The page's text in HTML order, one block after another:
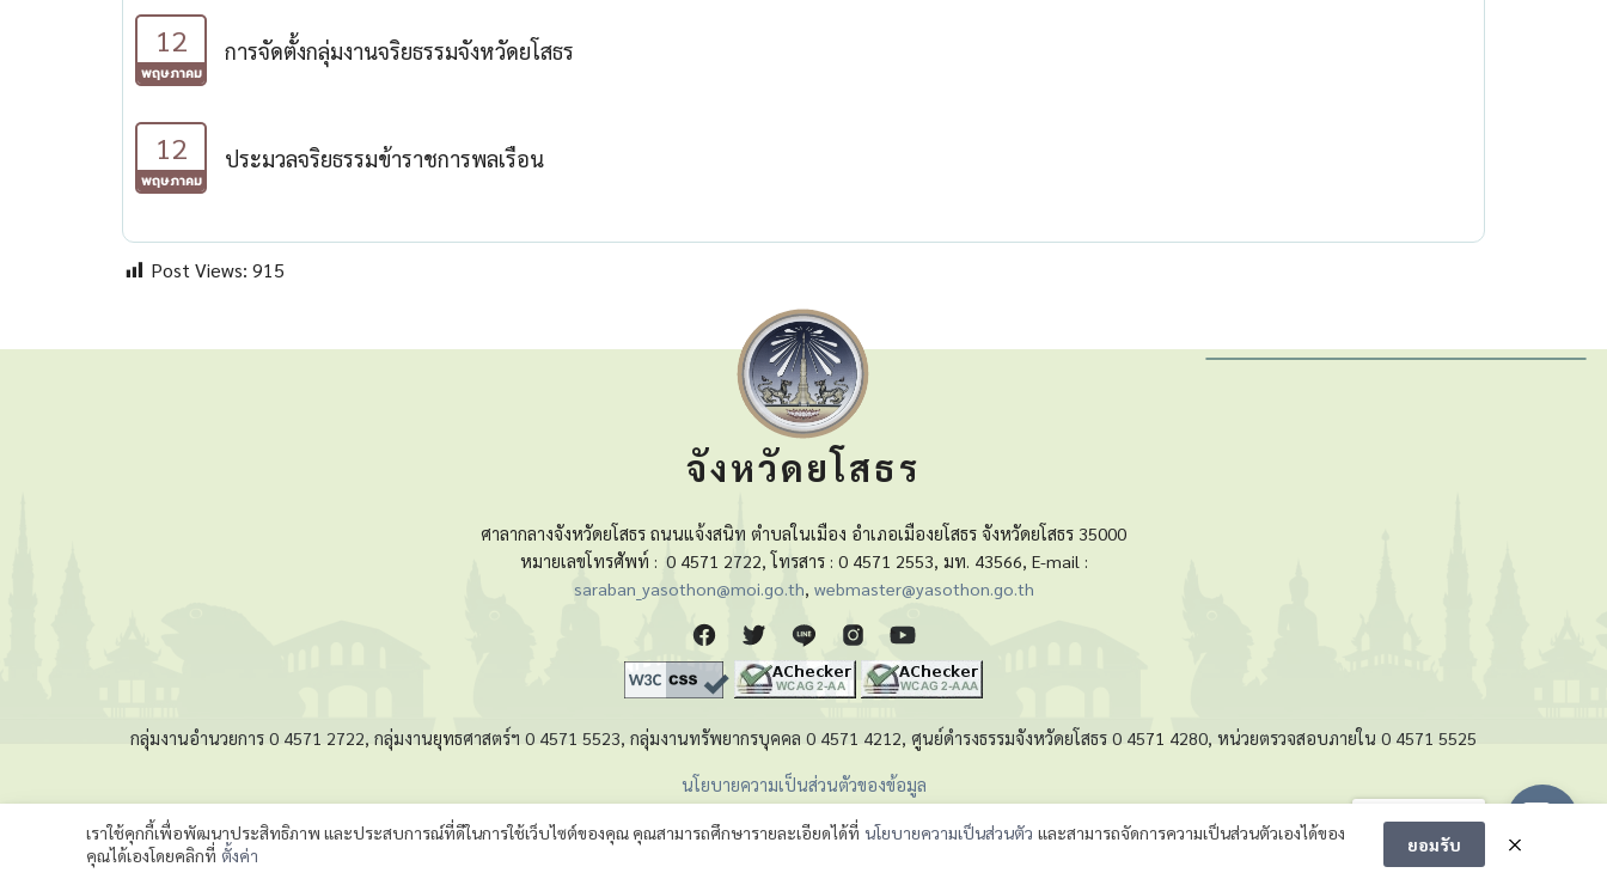
12
พฤษภาคม
การจัดตั้งกลุ่มงานจริยธรรมจังหวัดยโสธร
12
พฤษภาคม
ประมวลจริยธรรมข้าราชการพลเรือน
Post Views: 915
จังหวัดยโสธร
ศาลากลางจังหวัดยโสธร ถนนแจ้งสนิท ตำบลในเมือง อำเภอเมืองยโสธร จังหวัดยโสธร 35000
หมายเลขโทรศัพท์ : 0 4571 2722, โทรสาร : 0 4571 2553, มท. 43566, E-mail :
saraban_yasothon@moi.go.th, webmaster@yasothon.go.th
กลุ่มงานอำนวยการ 0 4571 2722, กลุ่มงานยุทธศาสตร์ฯ 0 4571 5523, กลุ่มงานทรัพยากรบุคคล 0 4571 4212, ศูนย์ดำรงธรรมจังหวัดยโสธร 0 4571 4280, หน่วยตรวจสอบภายใน 0 4571 5525
นโยบายความเป็นส่วนตัวของข้อมูล
เราใช้คุกกี้เพื่อพัฒนาประสิทธิภาพ และประสบการณ์ที่ดีในการใช้เว็บไซต์ของคุณ คุณสามารถศึกษารายละเอียดได้ที่ นโยบายความเป็นส่วนตัว และสามารถจัดการความเป็นส่วนตัวเองได้ของ
คุณได้เองโดยคลิกที่ ตั้งค่า ยอมรับ
Message us